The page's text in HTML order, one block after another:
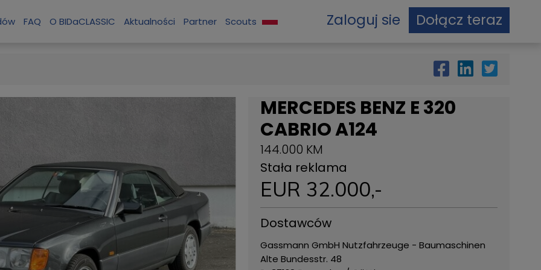
FAQ O BIDaCLASSIC Aktualności Partner Scouts Zaloguj sie Dołącz teraz
MERCEDES BENZ E 320
CABRIO A124
144.000 KM
Stała reklama
EUR 32.000,-
Dostawców
Gassmann GmbH Nutzfahrzeuge - Baumaschinen
Alte Bundesstr. 48